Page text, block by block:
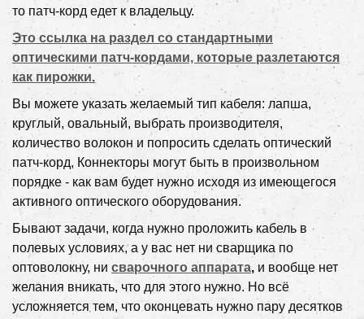
то патч-корд едет к владельцу.
Это ссылка на раздел со стандартными
оптическими патч-кордами, которые разлетаются
как пирожки.
Вы можете указать желаемый тип кабеля: лапша,
круглый, овальный, выбрать производителя,
количество волокон и попросить сделать оптический
патч-корд, Коннекторы могут быть в произвольном
порядке - как вам будет нужно исходя из имеющегося
активного оптического оборудования.
Бывают задачи, когда нужно проложить кабель в
полевых условиях, а у вас нет ни сварщика по
оптоволокну, ни сварочного аппарата, и вообще нет
желания вникать, что для этого нужно. Но всё
усложняется тем, что оконцевать нужно пару десятков